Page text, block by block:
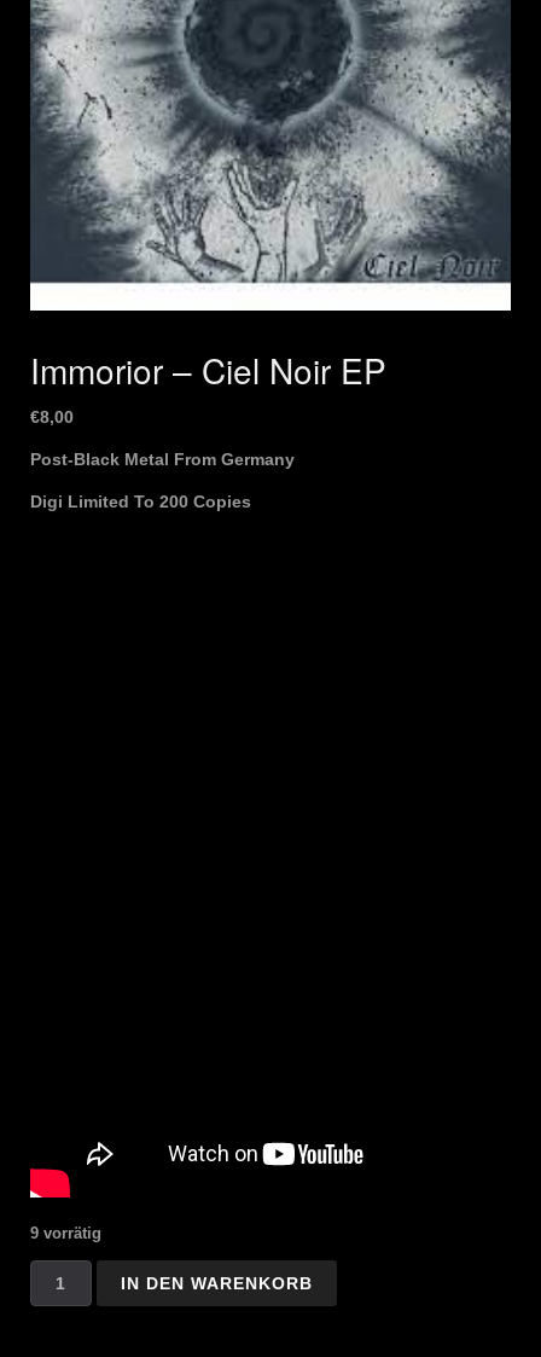
Immorior – Ciel Noir EP
€8,00
Post-Black Metal From Germany
Digi Limited To 200 Copies
9 vorrätig
IN DEN WARENKORB